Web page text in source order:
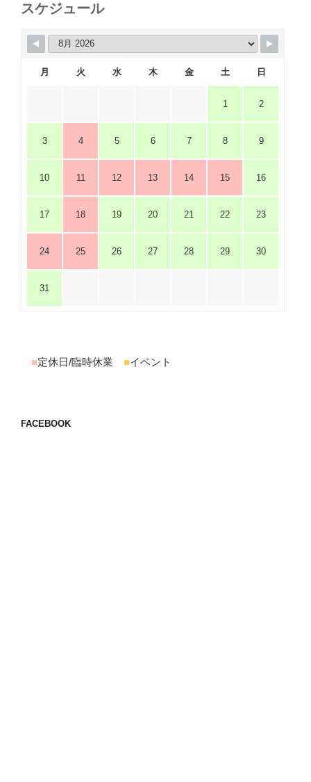
スケジュール
月 火 水 木 金 土 日
1 2
3 4 5 6 7 8 9
10 11 12 13 14 15 16
17 18 19 20 21 22 23
24 25 26 27 28 29 30
31
■定休日/臨時休業 ■イベント
FACEBOOK